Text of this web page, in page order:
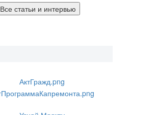
Все статьи и интервью